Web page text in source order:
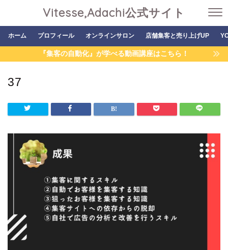
Vitesse,Adachi公式サイト
ホーム プロフィール オンラインサロン 店舗集客と売り上げUP
『集客の自動化』が学べる動画講座はこちら！
37